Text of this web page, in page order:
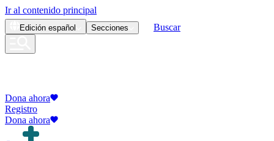
Ir al contenido principal
Edición español Secciones Buscar
Dona ahora
Registro
Dona ahora